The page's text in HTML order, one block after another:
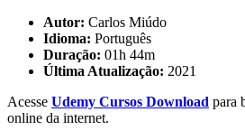
Autor: Carlos Miúdo
Idioma: Português
Duração: 01h 44m
Última Atualização: 2021
Acesse Udemy Cursos Download para
online da internet.